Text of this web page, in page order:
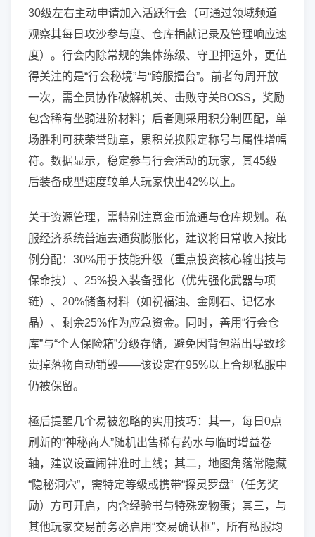
30级左右主动申请加入活跃行会（可通过领域频道
观察其每日攻沙参与度、仓库捐献记录及管理响应速
度）。行会内除常规的集体练级、守卫押运外，更值
得关注的是“行会秘境”与“跨服擂台”。前者每周开放
一次，需全员协作破解机关、击败守关BOSS，奖励
包含稀有坐骑进阶材料；后者则采用积分制匹配，单
场胜利可获荣誉勋章，累积兑换限定称号与属性增幅
符。数据显示，稳定参与行会活动的玩家，其45级
后装备成型速度较单人玩家快出42%以上。
关于资源管理，需特别注意金币流通与仓库规划。私
服经济系统普遍去通货膨胀化，建议将日常收入按比
例分配：30%用于技能升级（重点投资核心输出技与
保命技）、25%投入装备强化（优先强化武器与项
链）、20%储备材料（如祝福油、金刚石、记忆水
晶）、剩余25%作为应急资金。同时，善用“行会仓
库”与“个人保险箱”分级存储，避免因背包溢出导致珍
贵掉落物自动销毁——该设定在95%以上合规私服中
仍被保留。
極后提醒几个易被忽略的实用技巧：其一，每日0点
刷新的“神秘商人”随机出售稀有药水与临时增益卷
轴，建议设置闹钟准时上线；其二，地图角落常隐藏
“隐秘洞穴”，需特定等级或携带“探灵罗盘”（任务奖
励）方可开启，内含经验书与特殊宠物蛋；其三，与
其他玩家交易前务必启用“交易确认框”，所有私服均